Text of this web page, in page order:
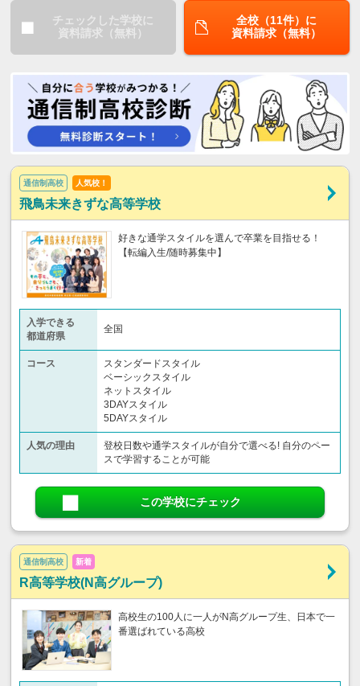
チェックした学校に
資料請求（無料）
全校（11件）に
資料請求（無料）
通信制高校 人気校！
飛鳥未来きずな高等学校
好きな通学スタイルを選んで卒業を目指せる！
【転編入生/随時募集中】
入学できる
都道府県
全国
コース
スタンダードスタイル
ベーシックスタイル
ネットスタイル
3DAYスタイル
5DAYスタイル
人気の理由
登校日数や通学スタイルが自分で選べる! 自分のペー
スで学習することが可能
この学校にチェック
通信制高校 新着
R高等学校(N高グループ)
高校生の100人に一人がN高グループ生、日本で一
番選ばれている高校